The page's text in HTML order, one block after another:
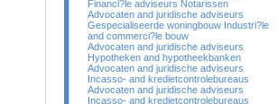
Financi?le adviseurs Notarissen
Advocaten and juridische adviseurs
Gespecialiseerde woningbouw Industri?le
and commerci?le bouw
Advocaten and juridische adviseurs
Hypotheken and hypotheekbanken
Advocaten and juridische adviseurs
Incasso- and kredietcontrolebureaus
Advocaten and juridische adviseurs
Incasso- and kredietcontrolebureaus